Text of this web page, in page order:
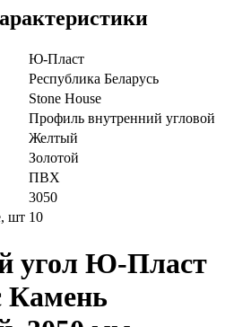
Ю-Пласт
Республика Беларусь
Stone House
Профиль внутренний угловой
Желтый
Золотой
ПВХ
3050
шт 10
угол Ю-Пласт
Камень